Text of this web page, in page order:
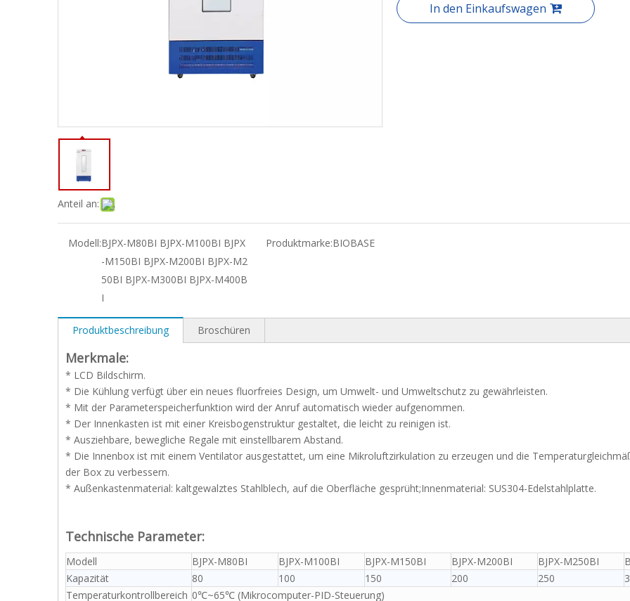
Anteil an:
In den Einkaufswagen
Modell:BJPX-M80BI BJPX-M100BI BJPX
-M150BI BJPX-M200BI BJPX-M2
50BI BJPX-M300BI BJPX-M400B
I
Produktmarke:BIOBASE
Produktbeschreibung Broschüren
Merkmale:
* LCD Bildschirm.
* Die Kühlung verfügt über ein neues fluorfreies Design, um Umwelt- und Umweltschutz zu gewährleisten.
* Mit der Parameterspeicherfunktion wird der Anruf automatisch wieder aufgenommen.
* Der Innenkasten ist mit einer Kreisbogenstruktur gestaltet, die leicht zu reinigen ist.
* Ausziehbare, bewegliche Regale mit einstellbarem Abstand.
* Die Innenbox ist mit einem Ventilator ausgestattet, um eine Mikroluftzirkulation zu erzeugen und die
der Box zu verbessern.
* Außenkastenmaterial: kaltgewalztes Stahlblech, auf die Oberfläche gesprüht;Innenmaterial: SUS304-Edelstahlplatte.
Technische Parameter:
Modell BJPX-M80BI BJPX-M100BI BJPX-M150BI BJPX-M200BI BJPX-M250BI
Kapazität
80 100 150 200 250
Temperaturkontrollbereich 0℃~65℃ (Mikrocomputer-PID-Steuerung)